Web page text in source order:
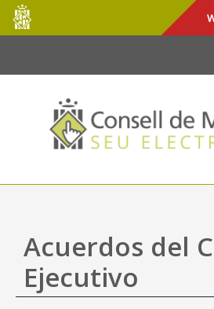
Saltar al contenido principal
Consell
de
Mallorca
Acuerdos del
Ejecutivo